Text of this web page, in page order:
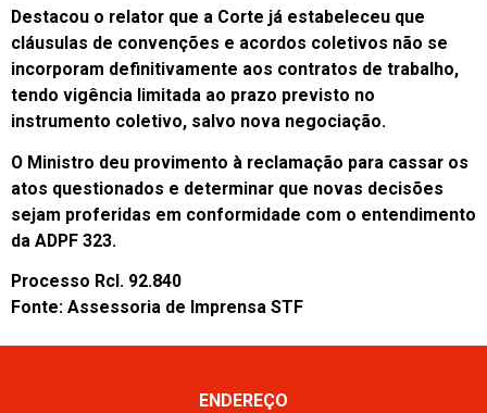
Destacou o relator que a Corte já estabeleceu que
cláusulas de convenções e acordos coletivos não se
incorporam definitivamente aos contratos de trabalho,
tendo vigência limitada ao prazo previsto no
instrumento coletivo, salvo nova negociação.
O Ministro deu provimento à reclamação para cassar os
atos questionados e determinar que novas decisões
sejam proferidas em conformidade com o entendimento
da ADPF 323.
Processo Rcl. 92.840
Fonte: Assessoria de Imprensa STF
ENDEREÇO